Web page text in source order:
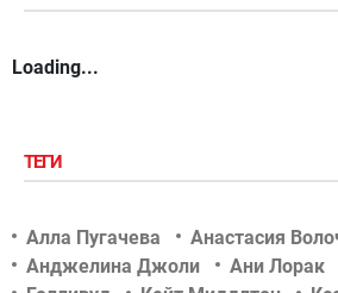
Loading...
ТЕГИ
Алла Пугачева
Анастасия
Анджелина Джоли
Ани Лорак